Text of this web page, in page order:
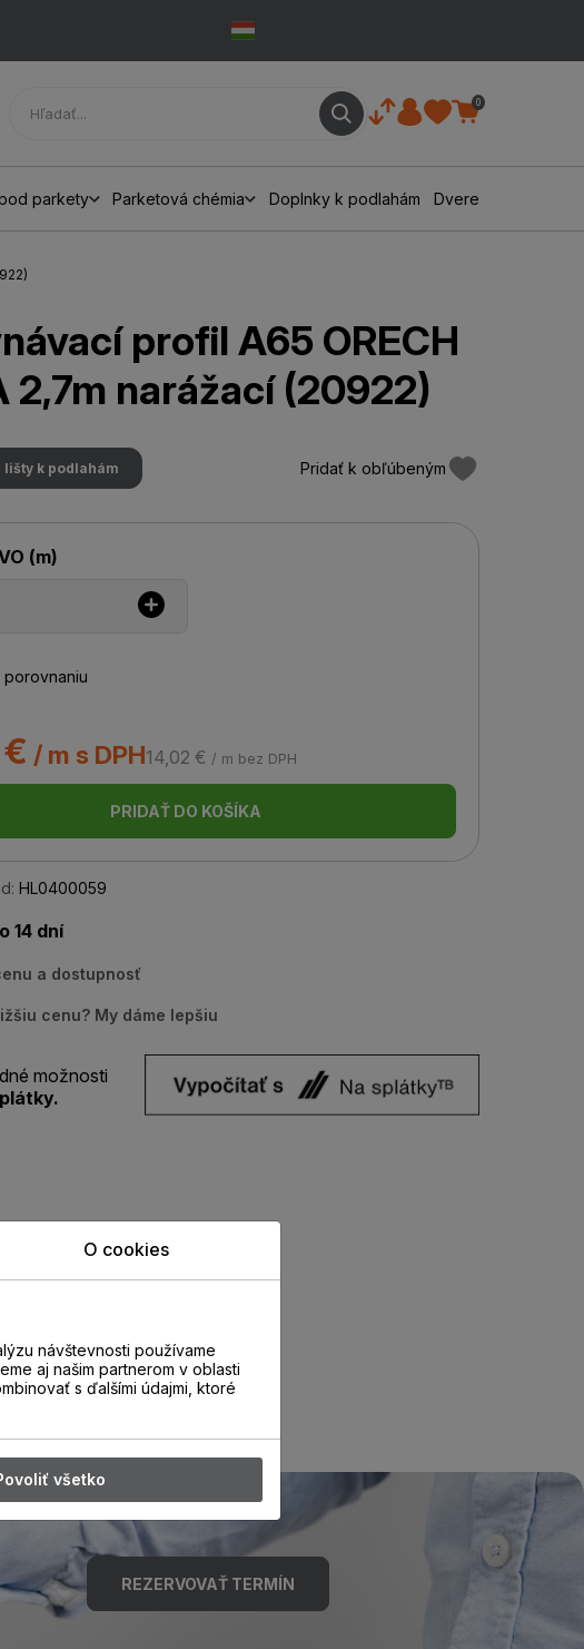
0
parkety Parketová chémia Doplnky k podlahám Dvere
profil A65 ORECH
2,7m narážací (20922)
lišty k podlahám Pridať k obľúbeným
(m)
porovnaniu
/ m s DPH14,02 € / m bez DPH
PRIDAŤ DO KOŠÍKA
HL0400059
14 dní
a dostupnosť
cenu? My dáme lepšiu
možnosti
REZERVOVAŤ TERMÍN
O cookies
návštevnosti používame
aj našim partnerom v oblasti
s ďalšími údajmi, ktoré
všetko